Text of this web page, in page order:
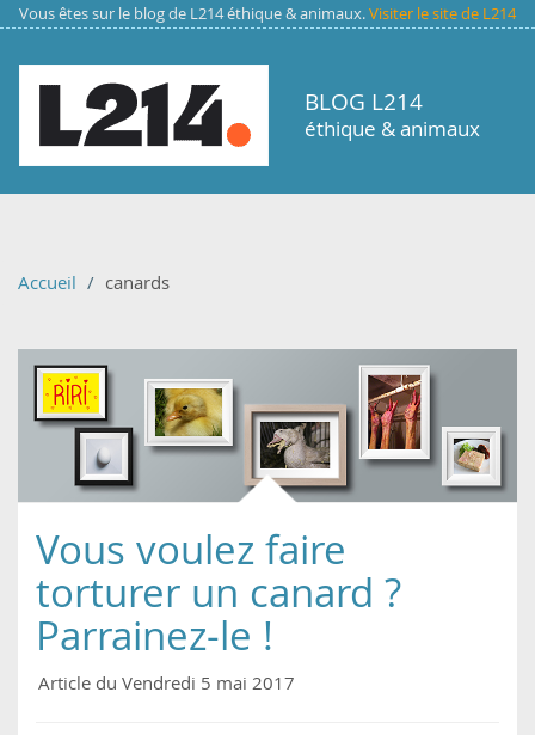
Aller au contenu principal
Vous êtes sur le blog de L214 éthique & animaux.Visiter le site de L214
BLOG L214
éthique & animaux
Accueil canards
Vous voulez faire
torturer un canard ?
Parrainez-le !
Article du Vendredi 5 mai 2017